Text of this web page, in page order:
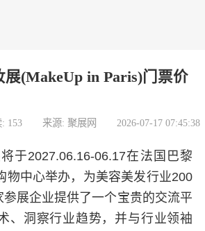
展(MakeUp in Paris)门票价
153 来源: 聚展网 2026-07-17 07:45:38
于2027.06.16-06.17在法国巴黎
物中心举办，为美容美发行业200
展企业提供了一个宝贵的交流平
、洞察行业趋势，并与行业领袖